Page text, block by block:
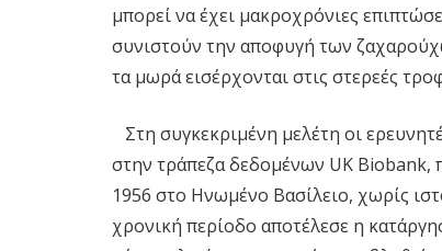
μπορεί να έχει μακροχρόνιες
συνιστούν την αποφυγή των
τα μωρά εισέρχονται στις στερεές
Στη συγκεκριμένη μελέτη οι
στην τράπεζα δεδομένων UK Biobank,
1956 στο Ηνωμένο Βασίλειο, χωρίς
χρονική περίοδο αποτέλεσε η